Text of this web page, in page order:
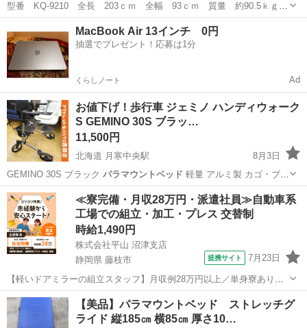
型番 KQ-9210 全長 203ｃｍ 全幅 93ｃｍ 質量 約90.5ｋｇ
垂直昇降 販売・・・本体＋サイドレール2本＋マットレス 洗浄メン
テナス済み。配送・組み立てを希望する方は、別途 15,000円頂きま
す。 ...
新座市 新座駅 その他 楽匠
MacBook Air 13インチ 0円
抽選でプレゼント！応募は1分
くらしノート Ad
お値下げ！歩行車 ジェミノ ハンディウォーク
S GEMINO 30S ブラッ…
11,500円
北海道 月寒中央駅
8月3日
GEMINO 30S ブラック パラマウントベッド 軽量 アルミ製 カゴ・ブレ
ーキ…
北海道 札幌市 月寒中央駅 その他 パラマウントベッド
≪寮完備・月収28万円・派遣社員≫自動車系
工場での組立・加工・プレス 交替制
時給1,490円
株式会社平山 沼津支店
静岡県 藤枝市
提携サイト 7月23日
【軽いドアミラーの組立スタッフ】月収例28万円以上／単身寮あり／
年間休日121日／初めてさんも安心のカンタン作業 【未経験歓迎】軽
いドアミラーの組立スタッフ｜新設のキレイな工場◎男女活躍中！ 大
手自動車部品メーカーの新設工...
静岡 藤枝市 その他
【美品】パラマウントベッド ストレッチグ
ライド 縦185㎝ 横85㎝ 厚さ10…